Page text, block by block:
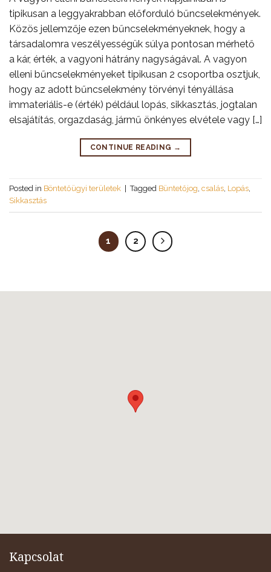
tipikusan a leggyakrabban előforduló bűncselekmények.
Közös jellemzője ezen bűncselekményeknek, hogy a
társadalomra veszélyességük súlya pontosan mérhető
a kár, érték, a vagyoni hátrány nagyságával. A vagyon
elleni bűncselekményeket tipikusan 2 csoportba osztjuk,
hogy az adott bűncselekmény törvényi tényállása
immateriális-e (érték) például lopás, sikkasztás, jogtalan
elsajátítás, orgazdaság, jármű önkényes elvétele vagy […]
CONTINUE READING →
Posted in Böntetőügyi területek Tagged Büntetőjog, csalás, Lopás,
Sikkasztás
1 2
Kapcsolat